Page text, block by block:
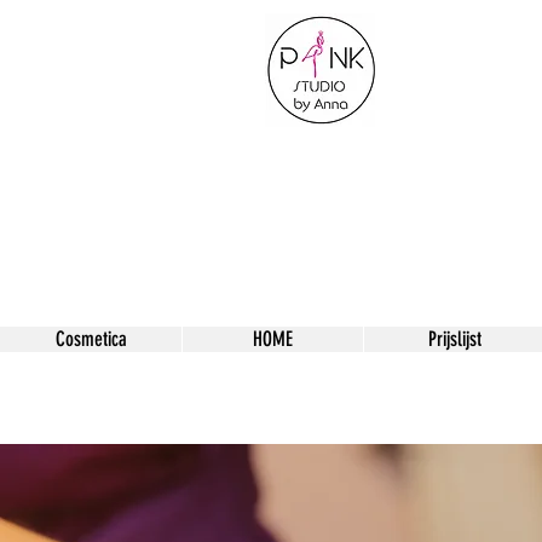
Cosmetica HOME Prijslijst